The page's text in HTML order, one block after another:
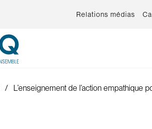
Relations médias
L’enseignement de l’action empathique